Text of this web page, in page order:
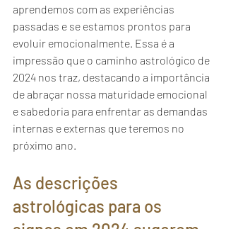
aprendemos com as experiências
passadas e se estamos prontos para
evoluir emocionalmente. Essa é a
impressão que o caminho astrológico de
2024 nos traz, destacando a importância
de abraçar nossa maturidade emocional
e sabedoria para enfrentar as demandas
internas e externas que teremos no
próximo ano.
As descrições
astrológicas para os